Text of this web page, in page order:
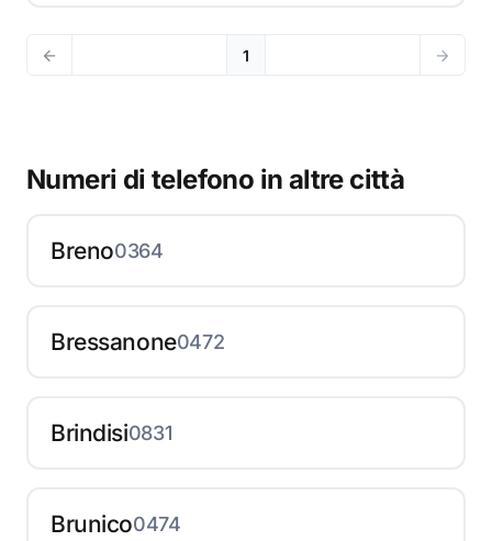
1
Numeri di telefono in altre città
Breno0364
Bressanone0472
Brindisi0831
Brunico0474